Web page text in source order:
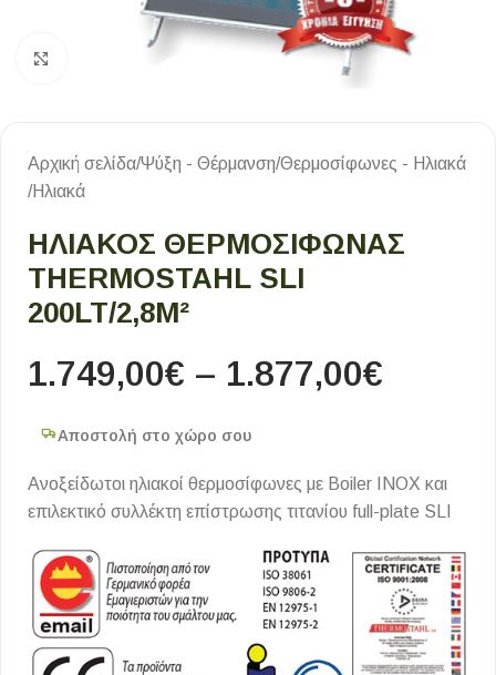
Κλικ για μεγέθυνση
Αρχική σελίδα/Ψύξη - Θέρμανση/Θερμοσίφωνες - Ηλιακά
/Ηλιακά
ΗΛΙΑΚΟΣ ΘΕΡΜΟΣΙΦΩΝΑΣ
THERMOSTAHL SLI
200LT/2,8M²
1.749,00€ – 1.877,00€
Αποστολή στο χώρο σου
Ανοξείδωτοι ηλιακοί θερμοσίφωνες με Boiler INOX και
επιλεκτικό συλλέκτη επίστρωσης τιτανίου full-plate SLI